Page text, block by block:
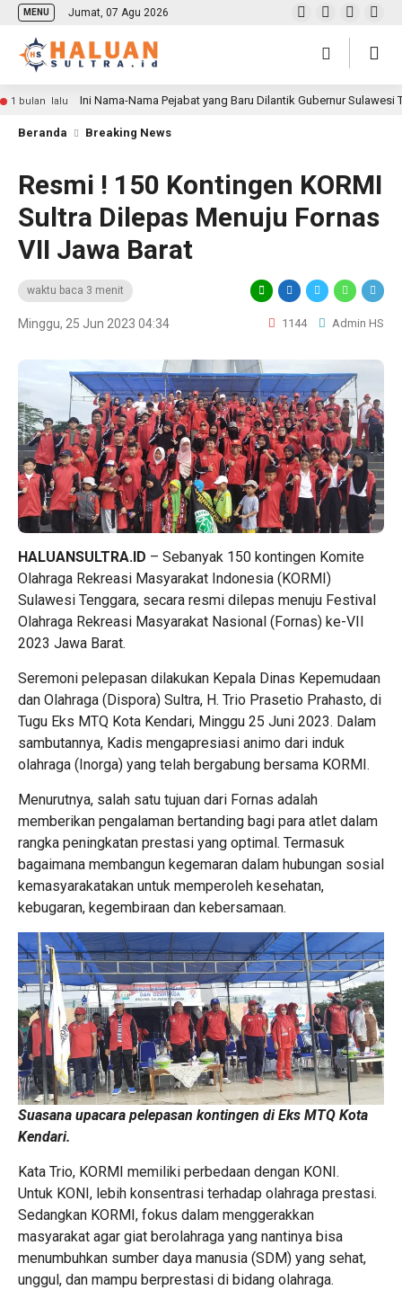
MENU Jumat, 07 Agu 2026
1 bulan lalu Ini Nama-Nama Pejabat yang Baru Dilantik Gubernur Sulawesi
Beranda Breaking News
Resmi ! 150 Kontingen KORMI
Sultra Dilepas Menuju Fornas
VII Jawa Barat
waktu baca 3 menit
Minggu, 25 Jun 2023 04:34 1144 Admin HS
HALUANSULTRA.ID – Sebanyak 150 kontingen Komite
Olahraga Rekreasi Masyarakat Indonesia (KORMI)
Sulawesi Tenggara, secara resmi dilepas menuju Festival
Olahraga Rekreasi Masyarakat Nasional (Fornas) ke-VII
2023 Jawa Barat.
Seremoni pelepasan dilakukan Kepala Dinas Kepemudaan
dan Olahraga (Dispora) Sultra, H. Trio Prasetio Prahasto, di
Tugu Eks MTQ Kota Kendari, Minggu 25 Juni 2023. Dalam
sambutannya, Kadis mengapresiasi animo dari induk
olahraga (Inorga) yang telah bergabung bersama KORMI.
Menurutnya, salah satu tujuan dari Fornas adalah
memberikan pengalaman bertanding bagi para atlet dalam
rangka peningkatan prestasi yang optimal. Termasuk
bagaimana membangun kegemaran dalam hubungan sosial
kemasyarakatakan untuk memperoleh kesehatan,
kebugaran, kegembiraan dan kebersamaan.
Suasana upacara pelepasan kontingen di Eks MTQ Kota
Kendari.
Kata Trio, KORMI memiliki perbedaan dengan KONI.
Untuk KONI, lebih konsentrasi terhadap olahraga prestasi.
Sedangkan KORMI, fokus dalam menggerakkan
masyarakat agar giat berolahraga yang nantinya bisa
menumbuhkan sumber daya manusia (SDM) yang sehat,
unggul, dan mampu berprestasi di bidang olahraga.